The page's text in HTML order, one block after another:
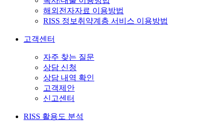
해외전자자료 이용방법
RISS 정보취약계층 서비스 이용방법
고객센터
자주 찾는 질문
상담 신청
상담 내역 확인
고객제안
신고센터
RISS 활용도 분석